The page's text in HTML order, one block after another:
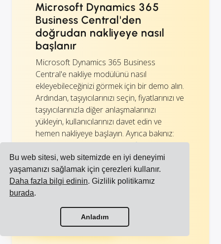
Bu web sitesi, web sitemizde en iyi deneyimi
yaşamanızı sağlamak için çerezleri kullanır.
Daha fazla bilgi edinin. Gizlilik politikamız
burada.
Anladım
Microsoft Dynamics 365
Business Central'den
doğrudan nakliyeye nasıl
başlanır
Microsoft Dynamics 365 Business
Central'e nakliye modülünü nasıl
ekleyebileceğinizi görmek için bir demo alın.
Ardından, taşıyıcılarınızı seçin, fiyatlarınızı ve
taşıyıcılarınızla diğer anlaşmalarınızı
yükleyin, kullanıcılarınızı davet edin ve
hemen nakliyeye başlayın. Ayrıca bakınız:
Cargoson'da taşıyıcılarımı, fiyat
listelerimi ve kullanıcılarımı
yapılandırma.
Bir demo planlayın
Tüm entegrasyonları görüntüle
Tüm taşıyıcıları görüntüle